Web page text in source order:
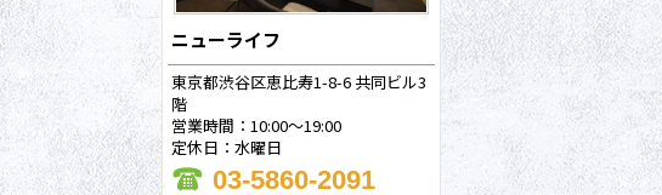
ニューライフ
東京都渋谷区恵比寿1-8-6 共同ビル3
階
営業時間：10:00～19:00
定休日：水曜日
03-5860-2091